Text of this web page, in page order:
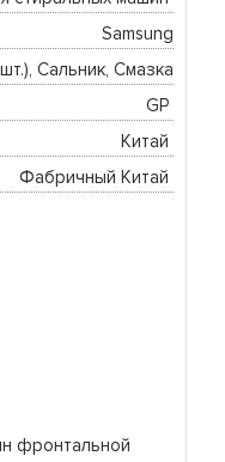
фронтальной
Samsung
Сальник, Смазка
GP
Китай
Фабричный Китай